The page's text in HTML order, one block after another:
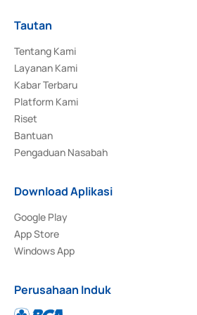
Tautan
Tentang Kami
Layanan Kami
Kabar Terbaru
Platform Kami
Riset
Bantuan
Pengaduan Nasabah
Download Aplikasi
Google Play
App Store
Windows App
Perusahaan Induk